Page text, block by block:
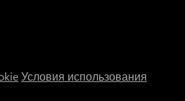
Условия использования